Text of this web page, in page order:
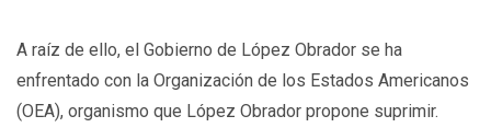
A raíz de ello, el Gobierno de López Obrador se ha
enfrentado con la Organización de los Estados Americanos
(OEA), organismo que López Obrador propone suprimir.